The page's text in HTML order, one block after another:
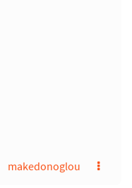
makedonoglou